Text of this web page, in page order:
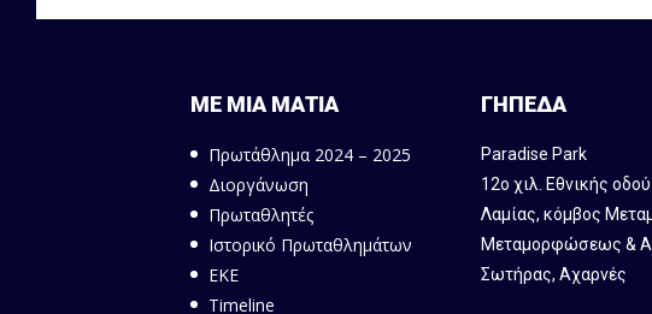
ΜΕ ΜΙΑ ΜΑΤΙΑ
Πρωτάθλημα 2024 – 2025
Διοργάνωση
Πρωταθλητές
Ιστορικό Πρωταθλημάτων
ΕΚΕ
Timeline
ΓΗΠΕΔΑ
Paradise Park
12ο χιλ. Εθνικής
Λαμίας, κόμβος
Μεταμορφώσεως &
Σωτήρας, Αχαρνές